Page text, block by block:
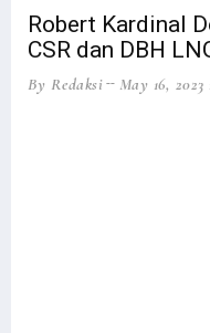
Robert Kardinal
CSR dan DBH
By Redaksi May 16, 2023